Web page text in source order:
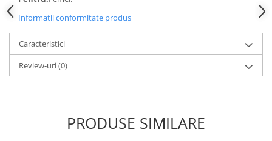
Informatii conformitate produs
Caracteristici
Review-uri(0)
PRODUSE SIMILARE